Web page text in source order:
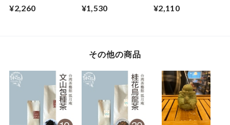
¥2,260 ¥1,530 ¥2,110
その他の商品